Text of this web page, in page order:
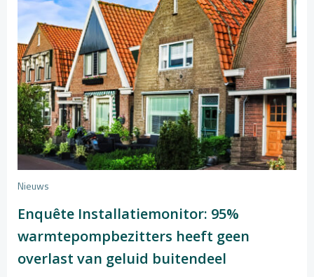
Nieuws
Enquête Installatiemonitor: 95%
warmtepompbezitters heeft geen
overlast van geluid buitendeel